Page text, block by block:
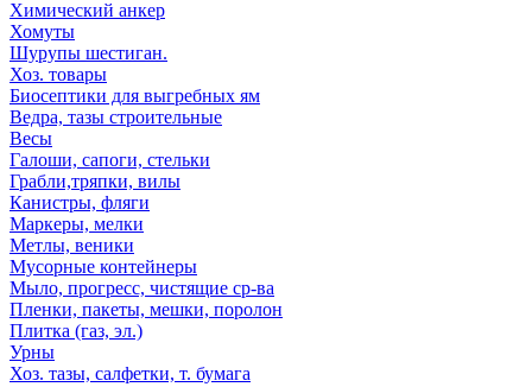
Химический анкер
Хомуты
Шурупы шестиган.
Хоз. товары
Биосептики для выгребных ям
Ведра, тазы строительные
Весы
Галоши, сапоги, стельки
Грабли,тряпки, вилы
Канистры, фляги
Маркеры, мелки
Метлы, веники
Мусорные контейнеры
Мыло, прогресс, чистящие ср-ва
Пленки, пакеты, мешки, поролон
Плитка (газ, эл.)
Урны
Хоз. тазы, салфетки, т. бумага